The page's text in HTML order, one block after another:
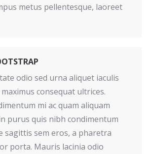
metus pellentesque, laoreet
odio sed urna aliquet iaculis
consequat ultrices.
mi ac quam aliquam
purus quis nibh condimentum
sagittis sem eros, a pharetra
porta. Mauris lacinia odio